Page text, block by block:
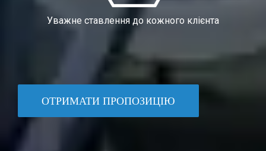
Уважне ставлення до кожного клієнта
ОТРИМАТИ ПРОПОЗИЦІЮ